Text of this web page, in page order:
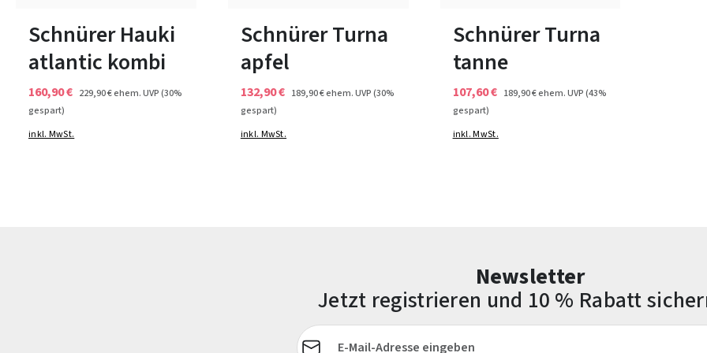
Schnürer Hauki
atlantic kombi
160,90 € 229,90 €ehem. UVP(30%
gespart)
inkl. MwSt.
Schnürer Turna
apfel
132,90 € 189,90 €ehem. UVP(30%
gespart)
inkl. MwSt.
Schnürer Turna
tanne
107,60 € 189,90 €ehem. UVP(43%
gespart)
inkl. MwSt.
Newsletter
Jetzt registrieren und 10 % Rabatt
E-Mail-Adresse*